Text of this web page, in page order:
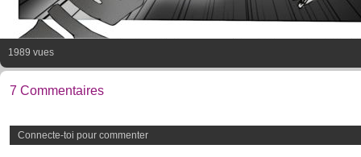
1989 vues
7 Commentaires
Connecte-toi pour commenter